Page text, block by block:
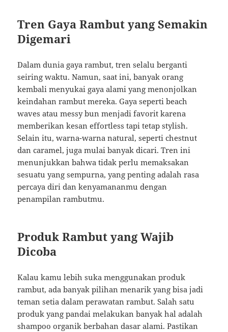
Tren Gaya Rambut yang Semakin
Digemari
Dalam dunia gaya rambut, tren selalu berganti
seiring waktu. Namun, saat ini, banyak orang
kembali menyukai gaya alami yang menonjolkan
keindahan rambut mereka. Gaya seperti beach
waves atau messy bun menjadi favorit karena
memberikan kesan effortless tapi tetap stylish.
Selain itu, warna-warna natural, seperti chestnut
dan caramel, juga mulai banyak dicari. Tren ini
menunjukkan bahwa tidak perlu memaksakan
sesuatu yang sempurna, yang penting adalah rasa
percaya diri dan kenyamananmu dengan
penampilan rambutmu.
Produk Rambut yang Wajib
Dicoba
Kalau kamu lebih suka menggunakan produk
rambut, ada banyak pilihan menarik yang bisa jadi
teman setia dalam perawatan rambut. Salah satu
produk yang pandai melakukan banyak hal adalah
shampoo organik berbahan dasar alami. Pastikan